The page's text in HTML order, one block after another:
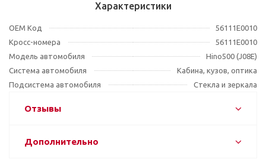
Характеристики
OEM Код
56111E0010
Кросс-номера
56111E0010
Модель автомобиля
Hino500 (J08E)
Система автомобиля
Кабина, кузов, оптика
Подсистема автомобиля
Стекла и зеркала
Отзывы
Дополнительно